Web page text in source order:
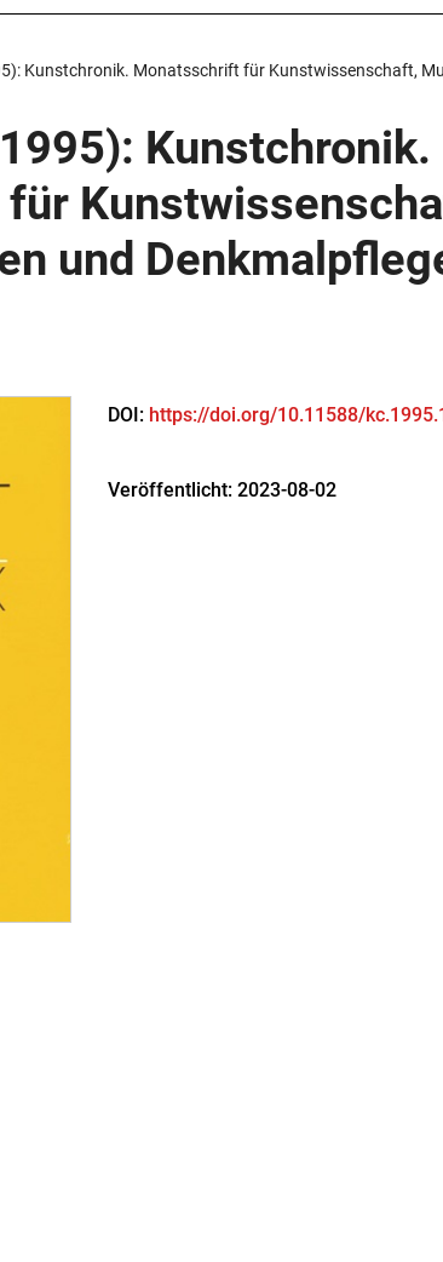
Kunstchronik. Monatsschrift für Kunstwissenschaft,
Kunstchronik.
und
DOI: https://doi.org/10.11588/
Veröffentlicht: 2023-08-02